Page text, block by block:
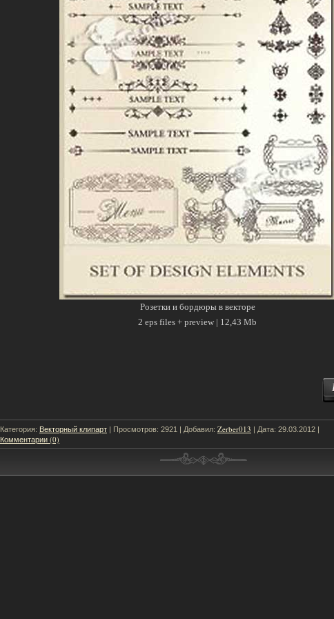
Розетки и бордюры в векторе
2 eps files + preview | 12,43 Mb
Категория: Векторный клипарт | Просмотров: 2921 | Добавил: Zerber013 | Дата: 29.03.2012 |
Комментарии (0)